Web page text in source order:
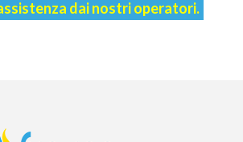
dai nostri operatori.